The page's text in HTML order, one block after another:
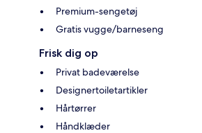
Premium-sengetøj
Gratis vugge/barneseng
Frisk dig op
Privat badeværelse
Designertoiletartikler
Hårtørrer
Håndklæder